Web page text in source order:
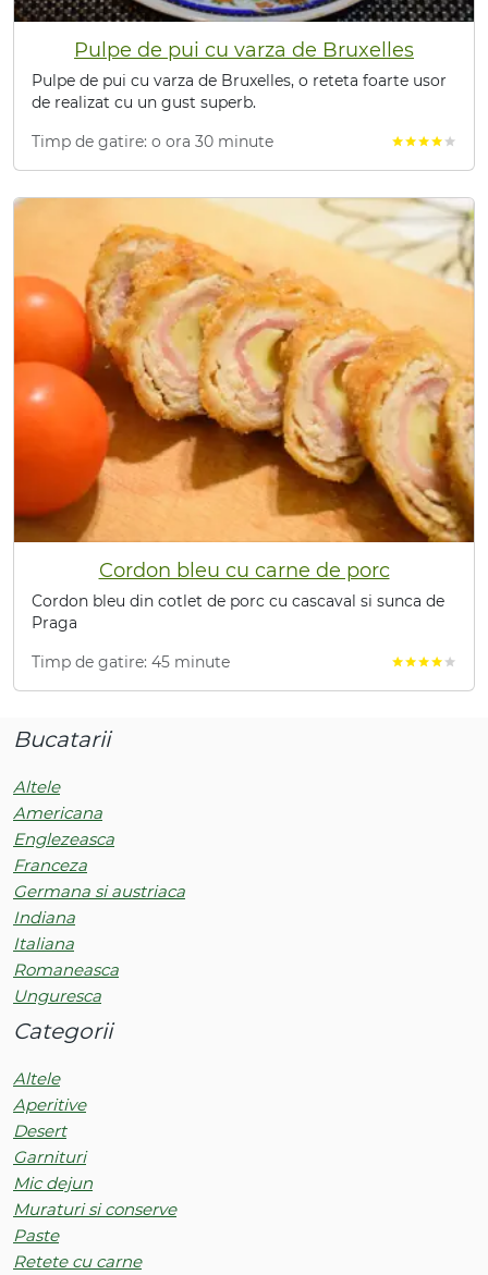
Pulpe de pui cu varza de Bruxelles
Pulpe de pui cu varza de Bruxelles, o reteta foarte usor
de realizat cu un gust superb.
Timp de gatire: o ora 30 minute
starstarstarstar star
Cordon bleu cu carne de porc
Cordon bleu din cotlet de porc cu cascaval si sunca de
Praga
Timp de gatire: 45 minute
starstarstarstar star
Bucatarii
Altele
Americana
Englezeasca
Franceza
Germana si austriaca
Indiana
Italiana
Romaneasca
Unguresca
Categorii
Altele
Aperitive
Desert
Garnituri
Mic dejun
Muraturi si conserve
Paste
Retete cu carne